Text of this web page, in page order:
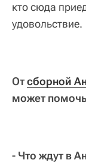
кто сюда
удовольствие.
Отсборной
может помочь
- Что ждут в